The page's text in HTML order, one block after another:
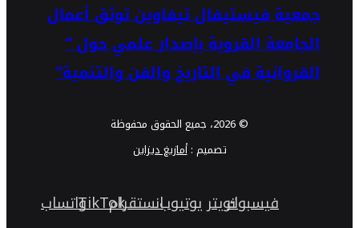
جمعية فيستيفال تيفاوين توثق أعمال
الجامعة القروية بإصدار علمي حول ”
القروانية في التاريخ والفن والتنمية”
© 2026، جميع الحقوق محفوظة
تصميم :أمازيغ ديزاين
فيسبوكتويتريوتيوبانستقرامTikTokواتساب